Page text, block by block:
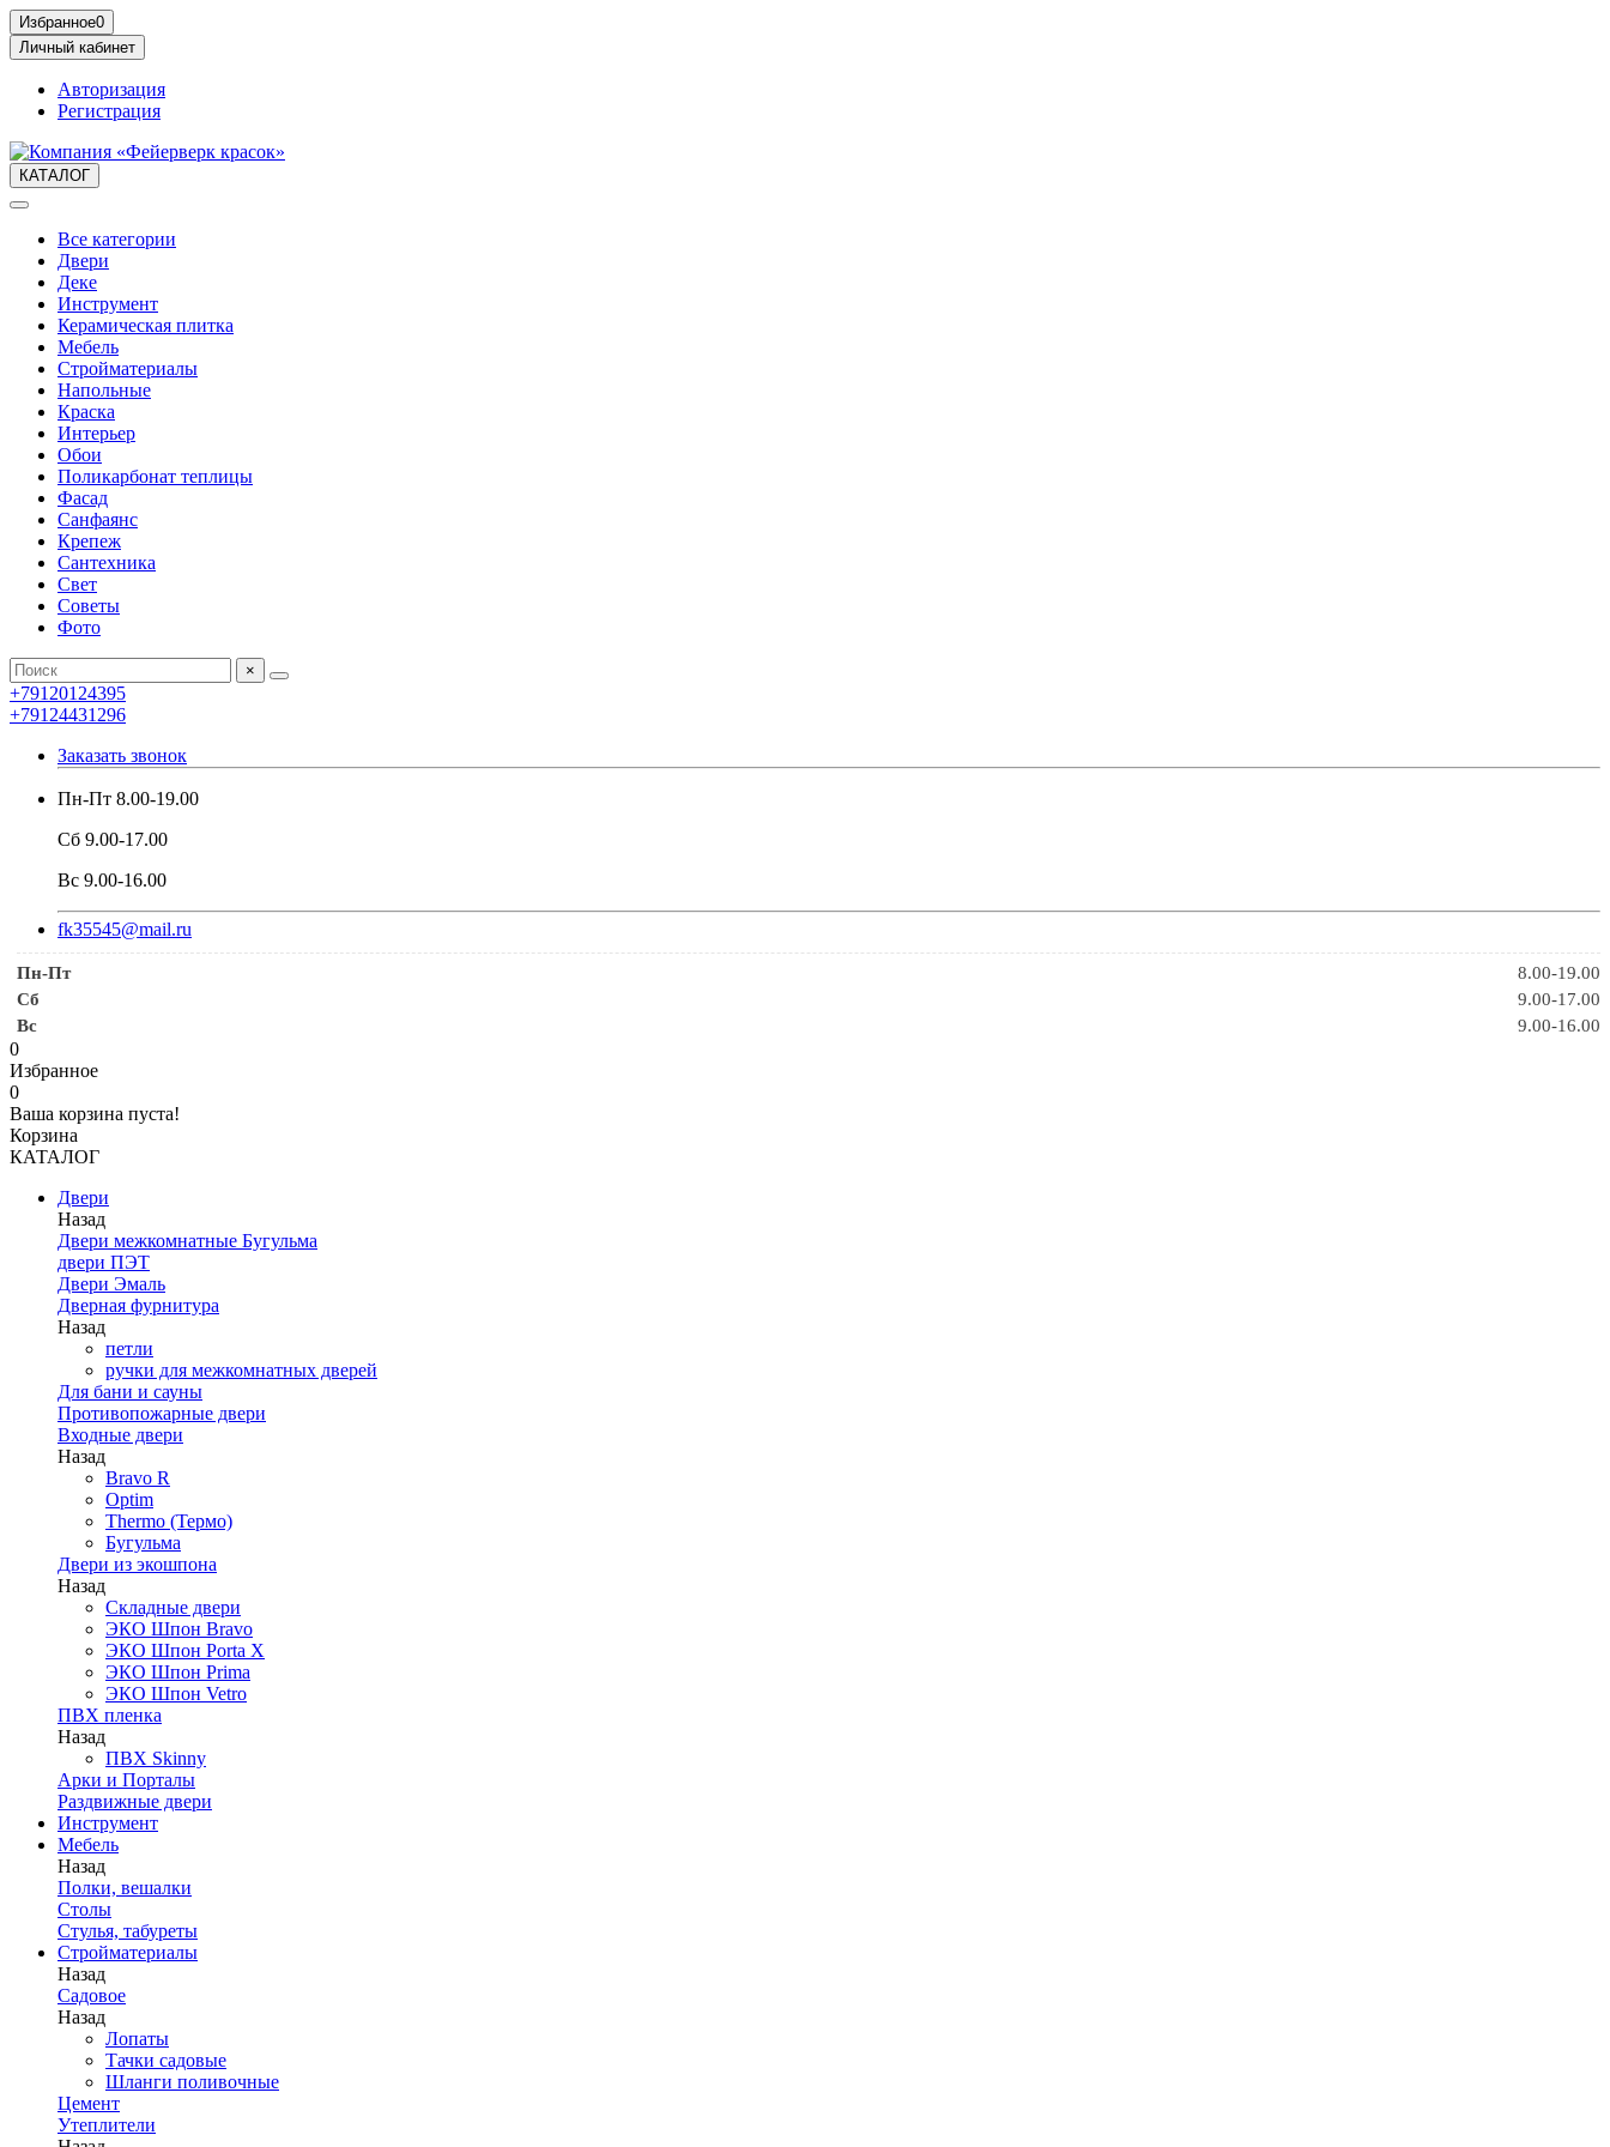
Избранное0
Личный кабинет
Авторизация
Регистрация
КАТАЛОГ
Все категории
Двери
Деке
Инструмент
Керамическая плитка
Мебель
Стройматериалы
Напольные
Краска
Интерьер
Обои
Поликарбонат теплицы
Фасад
Санфаянс
Крепеж
Сантехника
Свет
Советы
Фото
×
+79120124395
+79124431296
Заказать звонок
Пн-Пт 8.00-19.00
Сб 9.00-17.00
Вс 9.00-16.00
fk35545@mail.ru
Пн-Пт
8.00-19.00
Сб
9.00-17.00
Вс
9.00-16.00
0
Избранное
0
Ваша корзина пуста!
Корзина
КАТАЛОГ
Двери
Назад
Двери межкомнатные Бугульма
двери ПЭТ
Двери Эмаль
Дверная фурнитура
Назад
петли
ручки для межкомнатных дверей
Для бани и сауны
Противопожарные двери
Входные двери
Назад
Bravo R
Optim
Thermo (Термо)
Бугульма
Двери из экошпона
Назад
Складные двери
ЭКО Шпон Bravo
ЭКО Шпон Porta X
ЭКО Шпон Prima
ЭКО Шпон Vetro
ПВХ пленка
Назад
ПВХ Skinny
Арки и Порталы
Раздвижные двери
Инструмент
Мебель
Назад
Полки, вешалки
Столы
Стулья, табуреты
Стройматериалы
Назад
Садовое
Назад
Лопаты
Тачки садовые
Шланги поливочные
Цемент
Утеплители